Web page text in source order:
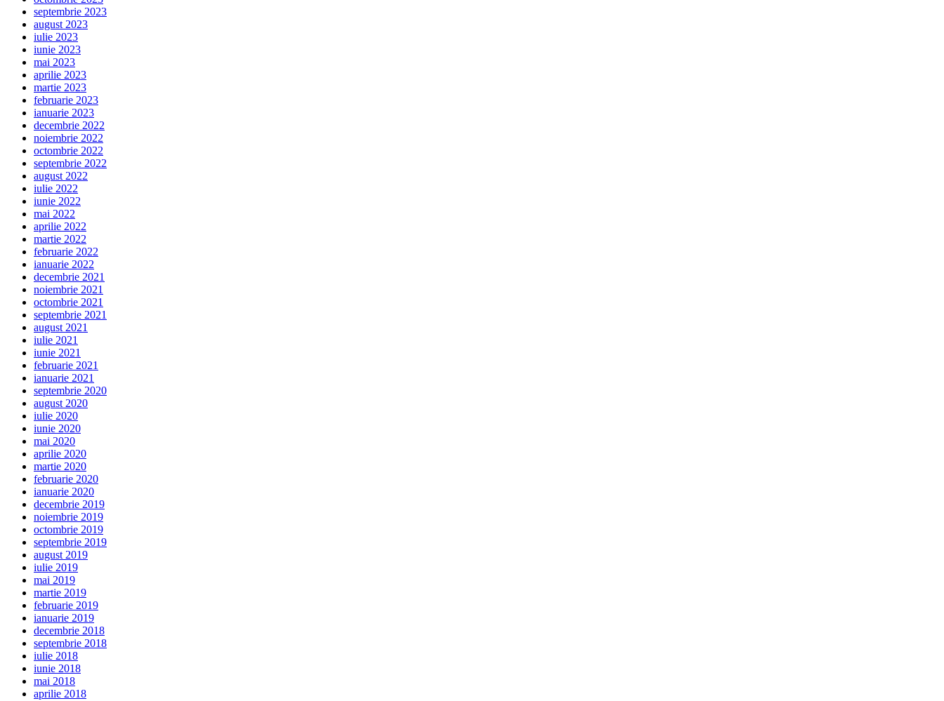
septembrie 2023
august 2023
iulie 2023
iunie 2023
mai 2023
aprilie 2023
martie 2023
februarie 2023
ianuarie 2023
decembrie 2022
noiembrie 2022
octombrie 2022
septembrie 2022
august 2022
iulie 2022
iunie 2022
mai 2022
aprilie 2022
martie 2022
februarie 2022
ianuarie 2022
decembrie 2021
noiembrie 2021
octombrie 2021
septembrie 2021
august 2021
iulie 2021
iunie 2021
februarie 2021
ianuarie 2021
septembrie 2020
august 2020
iulie 2020
iunie 2020
mai 2020
aprilie 2020
martie 2020
februarie 2020
ianuarie 2020
decembrie 2019
noiembrie 2019
octombrie 2019
septembrie 2019
august 2019
iulie 2019
mai 2019
martie 2019
februarie 2019
ianuarie 2019
decembrie 2018
septembrie 2018
iulie 2018
iunie 2018
mai 2018
aprilie 2018